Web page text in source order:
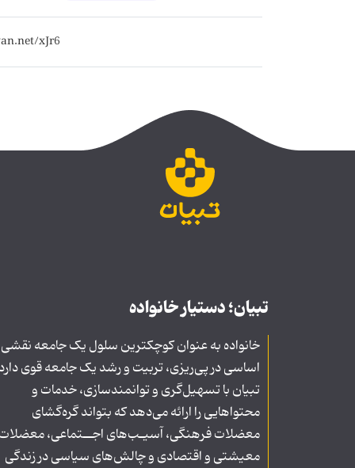
تبیان؛ دستیار خانواده
خانواده به عنوان کوچکترین سلول یک جامعه نقشی
اساسی در پی‌ریزی، تربیت و رشد یک جامعه قوی
تبیان با تسهیل‌گری و توانمندسازی، خدمات و
محتواهایی را ارائه می‌دهد که بتواند گره‌گشای
معضلات فرهنگی، آسیـب‌های اجــتماعی،
معیشتی و اقتصادی و چالش‌های سیاسی در زندگی